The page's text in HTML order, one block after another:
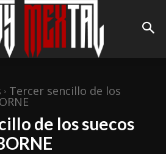
Tercer sencillo de los
de los suecos